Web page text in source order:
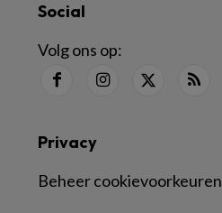
Social
Volg ons op:
Privacy
Beheer cookievoorkeuren